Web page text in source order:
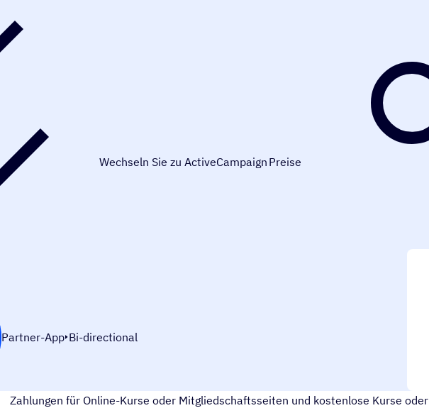
Wechseln Sie zu ActiveCampaign Preise
Partner-App Bi-directional
Zahlungen für Online-Kurse oder Mitgliedschaftsseiten und kostenlose Kurse oder